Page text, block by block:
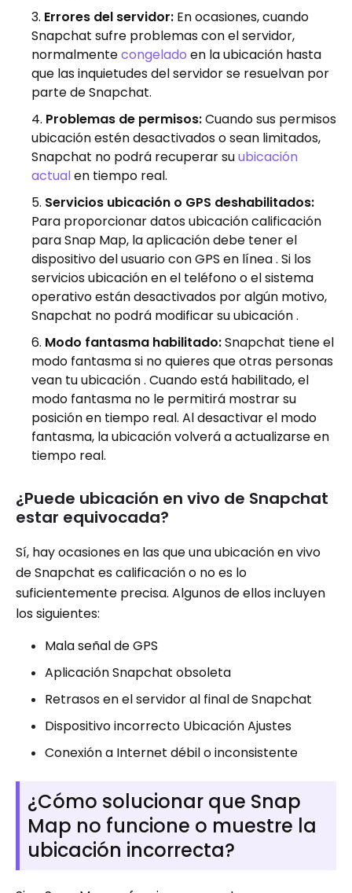
Errores del servidor: En ocasiones, cuando
Snapchat sufre problemas con el servidor,
normalmentecongelado en la ubicación hasta
que las inquietudes del servidor se resuelvan por
parte de Snapchat.
Problemas de permisos:Cuando sus permisos
ubicación estén desactivados o sean limitados,
Snapchat no podrá recuperar suubicación
actualen tiempo real.
Servicios ubicación o GPS deshabilitados:
Para proporcionar datos ubicación calificación
para Snap Map, la aplicación debe tener el
dispositivo del usuario con GPS en línea . Si los
servicios ubicación en el teléfono o el sistema
operativo están desactivados por algún motivo,
Snapchat no podrá modificar su ubicación .
Modo fantasma habilitado:Snapchat tiene el
modo fantasmasi no quieres que otras personas
vean tu ubicación . Cuando está habilitado, el
modo fantasma no le permitirá mostrar su
posición en tiempo real. Al desactivar el modo
fantasma, la ubicación volverá a actualizarse en
tiempo real.
¿Puede ubicación en vivo de Snapchat
estar equivocada?
Sí, hay ocasiones en las que una ubicación en vivo
de Snapchat es calificación o no es lo
suficientemente precisa. Algunos de ellos incluyen
los siguientes:
Mala señal de GPS
Aplicación Snapchat obsoleta
Retrasos en el servidor al final de Snapchat
Dispositivo incorrecto Ubicación Ajustes
Conexión a Internet débil o inconsistente
¿Cómo solucionar que Snap
Map no funcione o muestre la
ubicación incorrecta?